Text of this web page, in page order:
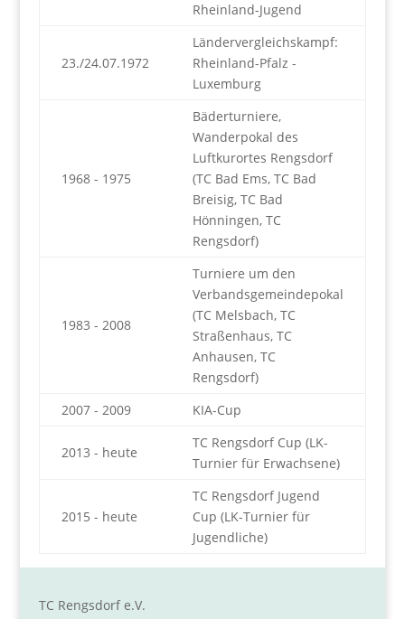
Rheinland-Jugend
23./24.07.1972
Ländervergleichskampf:
Rheinland-Pfalz -
Luxemburg
1968 - 1975
Bäderturniere,
Wanderpokal des
Luftkurortes Rengsdorf
(TC Bad Ems, TC Bad
Breisig, TC Bad
Hönningen, TC
Rengsdorf)
1983 - 2008
Turniere um den
Verbandsgemeindepokal
(TC Melsbach, TC
Straßenhaus, TC
Anhausen, TC
Rengsdorf)
2007 - 2009
KIA-Cup
2013 - heute
TC Rengsdorf Cup (LK-
Turnier für Erwachsene)
2015 - heute
TC Rengsdorf Jugend
Cup (LK-Turnier für
Jugendliche)
TC Rengsdorf e.V.